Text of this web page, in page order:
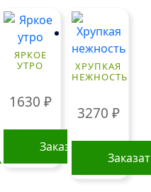
ЯРКОЕ
УТРО
1630 ₽
Заказать
ХРУПКАЯ
НЕЖНОСТЬ
3270 ₽